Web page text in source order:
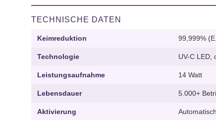
TECHNISCHE DATEN
Keimreduktion 99,999%
Technologie UV-C LED,
Leistungsaufnahme 14 Watt
Lebensdauer 5.000+
Aktivierung